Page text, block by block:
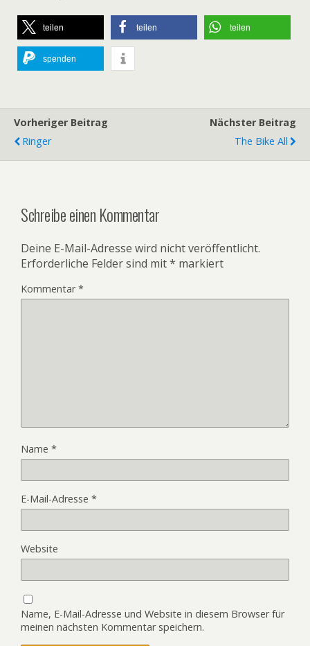
teilen teilen teilen
spenden
Vorheriger Beitrag
Ringer
Nächster Beitrag
The Bike All
Schreibe einen Kommentar
Deine E-Mail-Adresse wird nicht veröffentlicht.
Erforderliche Felder sind mit* markiert
Kommentar*
Name *
E-Mail-Adresse *
Website
Name, E-Mail-Adresse und Website in diesem Browser für
meinen nächsten Kommentar speichern.